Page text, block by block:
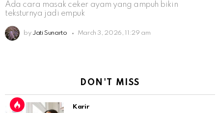
Ada cara masak ceker ayam yang ampuh bikin
teksturnya jadi empuk
by Jati Sunarto March 3, 2026, 11:29 am
DON'T MISS
Karir